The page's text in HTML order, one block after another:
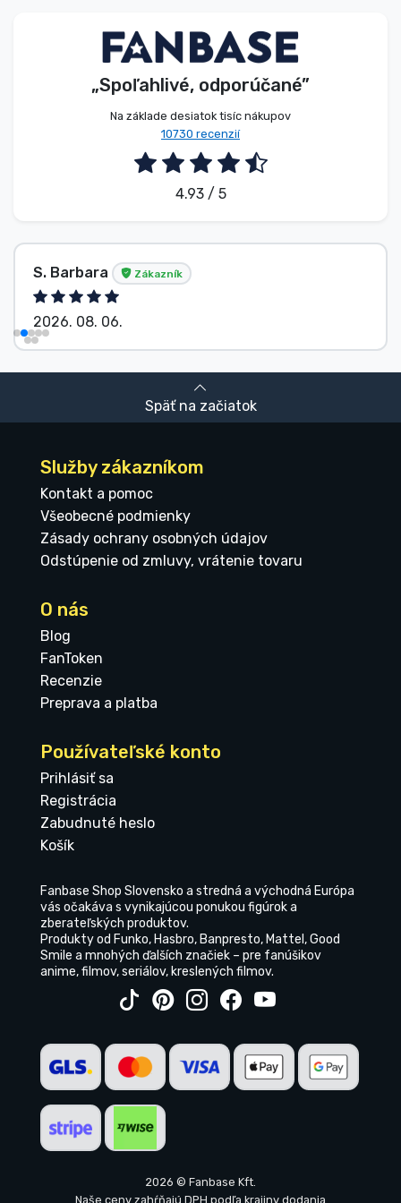
„Spoľahlivé, odporúčané”
Na základe desiatok tisíc nákupov
10730 recenzií
4.93 / 5
S. Barbara Zákazník
2026. 08. 06.
Späť na začiatok
Služby zákazníkom
Kontakt a pomoc
Všeobecné podmienky
Zásady ochrany osobných údajov
Odstúpenie od zmluvy, vrátenie tovaru
O nás
Blog
FanToken
Recenzie
Preprava a platba
Používateľské konto
Prihlásiť sa
Registrácia
Zabudnuté heslo
Košík
Fanbase Shop Slovensko a stredná a východná Európa
vás očakáva s vynikajúcou ponukou figúrok a
zberateľských produktov.
Produkty od Funko, Hasbro, Banpresto, Mattel, Good
Smile a mnohých ďalších značiek – pre fanúšikov
anime, filmov, seriálov, kreslených filmov.
2026 © Fanbase Kft.
Naše ceny zahŕňajú DPH podľa krajiny dodania